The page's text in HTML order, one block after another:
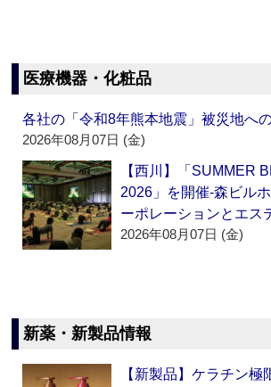
医療機器・化粧品
各社の「令和8年熊本地震」被災地へ
2026年08月07日 (金)
【西川】「SUMMER
2026」を開催‐森ビル
ーポレーションとエス
2026年08月07日 (金)
新薬・新製品情報
【新製品】ケラチン極